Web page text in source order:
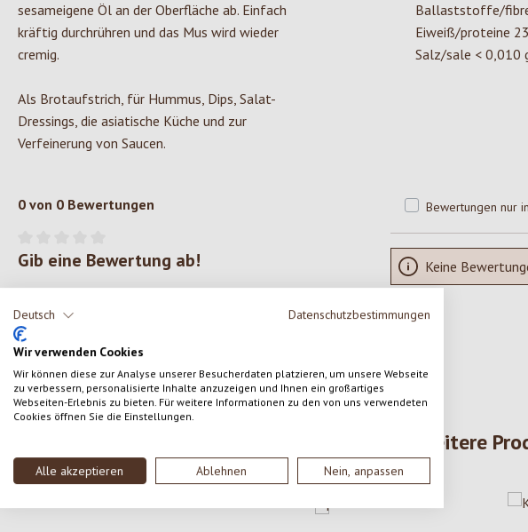
Deutsch Datenschutzbestimmungen
Wir verwenden Cookies
Wir können diese zur Analyse unserer Besucherdaten platzieren, um unsere Webseite
zu verbessern, personalisierte Inhalte anzuzeigen und Ihnen ein großartiges
Webseiten-Erlebnis zu bieten. Für weitere Informationen zu den von uns verwendeten
Cookies öffnen Sie die Einstellungen.
Alle akzeptieren Ablehnen Nein, anpassen
sesameigene Öl an der Oberfläche ab. Einfach
kräftig durchrühren und das Mus wird wieder
cremig.
Als Brotaufstrich, für Hummus, Dips, Salat-
Dressings, die asiatische Küche und zur
Verfeinerung von Saucen.
Ballaststoffe/
Eiweiß/proteine
Salz/sale < 0,010
0 von 0 Bewertungen
Durchschnittliche Bewertung von 0 von 5 Sternen
Gib eine Bewertung ab!
Kunden.
SCHREIBE EINE BEWERTUNG
Bewertungen nur
Keine
Weitere
Produktgalerie überspringen